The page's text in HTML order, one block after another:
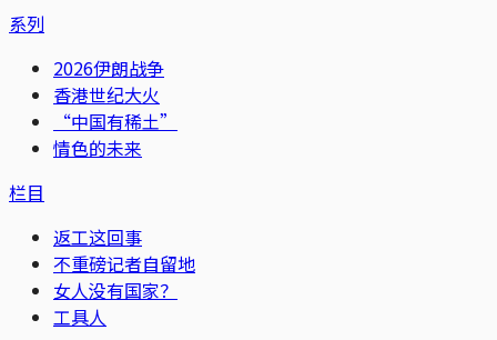
系列
2026伊朗战争
香港世纪大火
“中国有稀土”
情色的未来
栏目
返工这回事
不重磅记者自留地
女人没有国家？
工具人